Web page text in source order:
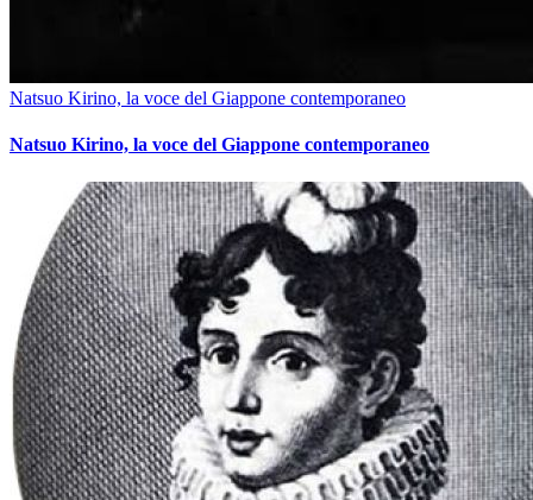
Natsuo Kirino, la voce del Giappone contemporaneo
Natsuo Kirino, la voce del Giappone contemporaneo